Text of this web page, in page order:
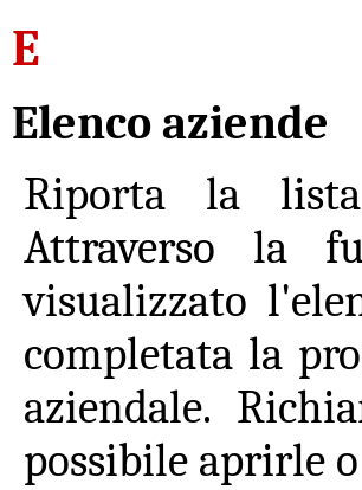
E
Elenco aziende
Riporta la
Attraverso la
visualizzato
completata la
aziendale.
possibile aprirle